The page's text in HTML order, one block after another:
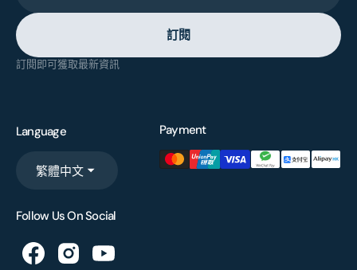
訂閱
訂閱即可獲取最新資訊
Language
繁體中文
Payment
Follow Us On Social